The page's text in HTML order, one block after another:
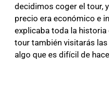
decidimos coger el tour, y
precio era económico e
explicaba toda la historia
tour también visitarás las
algo que es difícil de